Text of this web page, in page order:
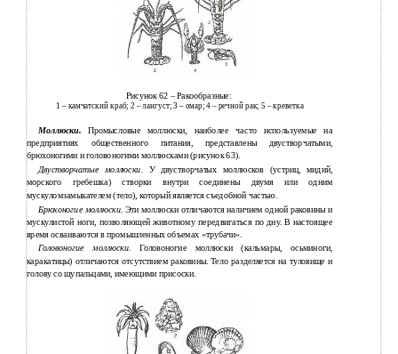
Рисунок 62 – Ракообразные:
1 – камчатский краб; 2 – лангуст; 3 – омар; 4 – речной рак; 5 – креветка
Моллюски. Промысловые моллюски, наиболее часто используемые на
предприятиях общественного питания, представлены двустворчатыми,
брюхоногими и головоногими моллюсками (рисунок 63).
Двустворчатые моллюски. У двустворчатых моллюсков (устриц, мидий,
морского гребешка) створки внутри соединены двумя или одним
мускуломзамыкателем (тело), который является съедобной частью.
Брюхоногие моллюски.Эти моллюски отличаются наличием одной раковины и
мускулистой ноги, позволяющей животному передвигаться по дну. В настоящее
время осваиваются в промышленных объемах «трубачи».
Головоногие моллюски. Головоногие моллюски (кальмары, осьминоги,
каракатицы) отличаются отсутствием раковины. Тело разделяется на туловище и
голову со щупальцами, имеющими присоски.